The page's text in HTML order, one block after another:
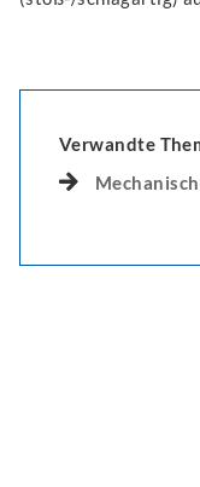
Verwandte